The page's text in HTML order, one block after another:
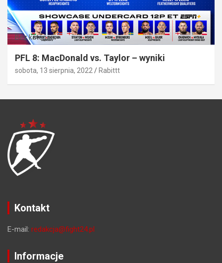
Bez kategorii
PFL 8: MacDonald vs. Taylor – wyniki
sobota, 13 sierpnia, 2022 Rabittt
Kontakt
E-mail: redakcja@fight24.pl
Informacje